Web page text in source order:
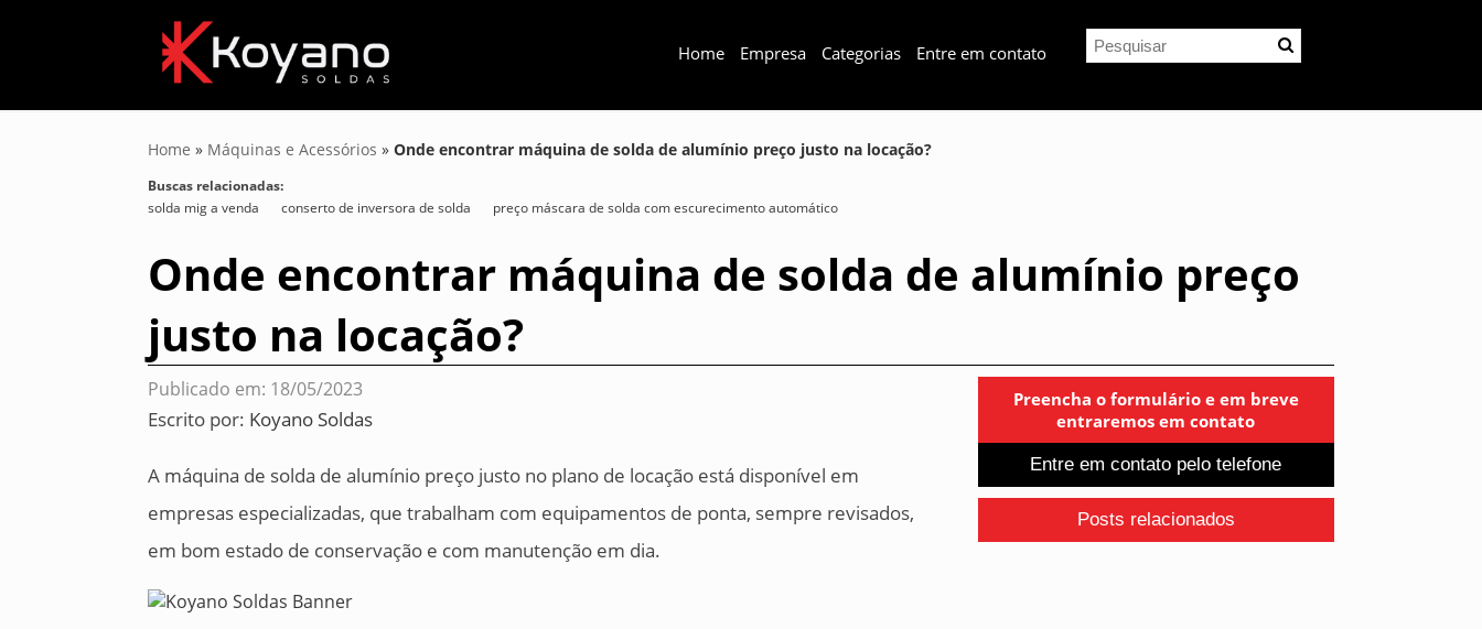
Home Empresa Categorias Entre em contato
Home » Máquinas e Acessórios »Onde encontrar máquina de solda de alumínio preço justo na locação?
Buscas relacionadas:
solda mig a venda
conserto de inversora de solda preço máscara de solda com escurecimento automático
Onde encontrar máquina de solda de alumínio preço
justo na locação?
Publicado em: 18/05/2023
Escrito por: Koyano Soldas
A máquina de solda de alumínio preço justo no plano de locação está disponível em
empresas especializadas, que trabalham com equipamentos de ponta, sempre revisados,
em bom estado de conservação e com manutenção em dia.
Preencha o formulário e em breve
entraremos em contato
Entre em contato pelo telefone
Posts relacionados